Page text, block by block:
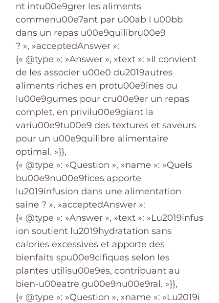
nt intu00e9grer les aliments
commenu00e7ant par u00ab I u00bb
dans un repas u00e9quilibru00e9
? », »acceptedAnswer »:
{« @type »: »Answer », »text »: »Il convient
de les associer u00e0 du2019autres
aliments riches en protu00e9ines ou
lu00e9gumes pour cru00e9er un repas
complet, en privilu00e9giant la
variu00e9tu00e9 des textures et saveurs
pour un u00e9quilibre alimentaire
optimal. »}},
{« @type »: »Question », »name »: »Quels
bu00e9nu00e9fices apporte
lu2019infusion dans une alimentation
saine ? », »acceptedAnswer »:
{« @type »: »Answer », »text »: »Lu2019infus
ion soutient lu2019hydratation sans
calories excessives et apporte des
bienfaits spu00e9cifiques selon les
plantes utilisu00e9es, contribuant au
bien-u00eatre gu00e9nu00e9ral. »}},
{« @type »: »Question », »name »: »Lu2019i